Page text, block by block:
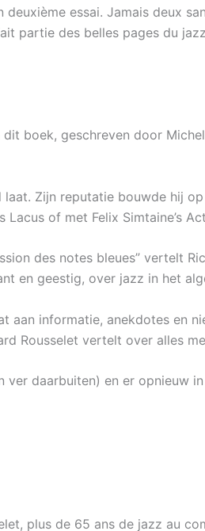
essai. Jamais deux
partie des belles pages du
boek, geschreven door
Zijn reputatie bouwde hij
of met Felix Simtaine’s
des notes bleues” vertelt
en geestig, over jazz in het
informatie, anekdotes en
Rousselet vertelt over alles
daarbuiten) en er opnieuw
plus de 65 ans de jazz au